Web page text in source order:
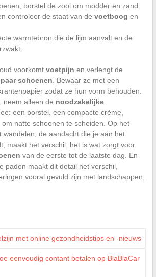
borstel de zool om modder en zand
controleer de staat van de voetboog en
warmtebron die de lijm aanvalt en de
voorkomt voetpijn en verlengt de
paar schoenen . Bewaar ze met een
zodat ze hun vorm behouden.
neem alleen de noodzakelijke
een borstel, een compacte crème,
natte schoenen te scheiden. Op het
wandelen, de aandacht die je aan het
maakt het verschil: het is wat zorgt voor
van de eerste tot de laatste dag. En
paden maakt dit detail het verschil,
vooral gevuld zijn met landschappen,
met online gezondheidstips en -nieuws
eenvoudig contant betalen op BlaBlaCar